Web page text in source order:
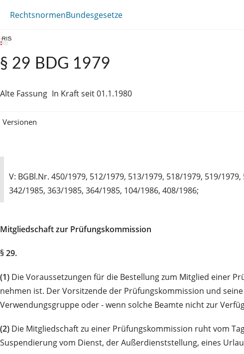
RechtsnormenBundesgesetze
§ 29 BDG 1979
Alte Fassung In Kraft seit 01.1.1980
Versionen
V: BGBl.Nr. 450/1979, 512/1979, 513/1979, 518/1979, 519/
342/1985, 363/1985, 364/1985, 104/1986, 408/1986;
Mitgliedschaft zur Prüfungskommission
§ 29.
(1) Die Voraussetzungen für die Bestellung zum Mitglied einer
nehmen ist. Der Vorsitzende der Prüfungskommission und
Verwendungsgruppe oder - wenn solche Beamte nicht zur
(2) Die Mitgliedschaft zu einer Prüfungskommission ruht vom
Suspendierung vom Dienst, der Außerdienststellung, eines